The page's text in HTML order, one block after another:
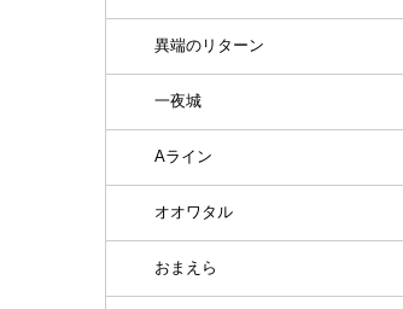
異端のリターン
一夜城
Aライン
オオワタル
おまえら